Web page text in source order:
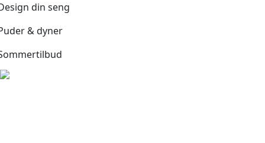
din seng
& dyner